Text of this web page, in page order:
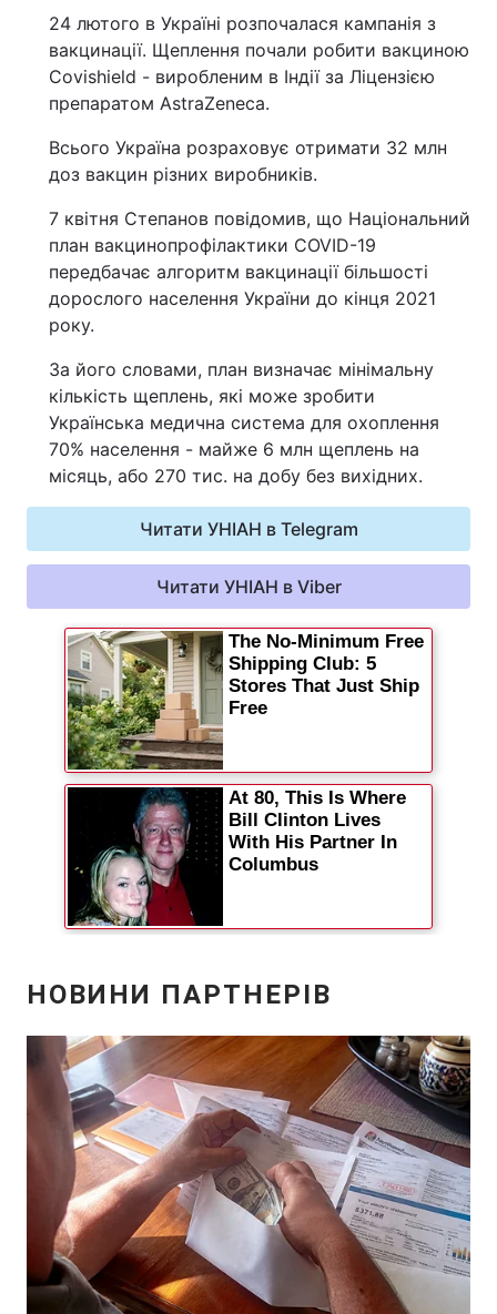
24 лютого в Україні розпочалася кампанія з
вакцинації. Щеплення почали робити вакциною
Covishield - виробленим в Індії за Ліцензією
препаратом AstraZeneca.
Всього Україна розраховує отримати 32 млн
доз вакцин різних виробників.
7 квітня Степанов повідомив, що Національний
план вакцинопрофілактики COVID-19
передбачає алгоритм вакцинації більшості
дорослого населення України до кінця 2021
року.
За його словами, план визначає мінімальну
кількість щеплень, які може зробити
Українська медична система для охоплення
70% населення - майже 6 млн щеплень на
місяць, або 270 тис. на добу без вихідних.
Читати УНІАН в Telegram
Читати УНІАН в Viber